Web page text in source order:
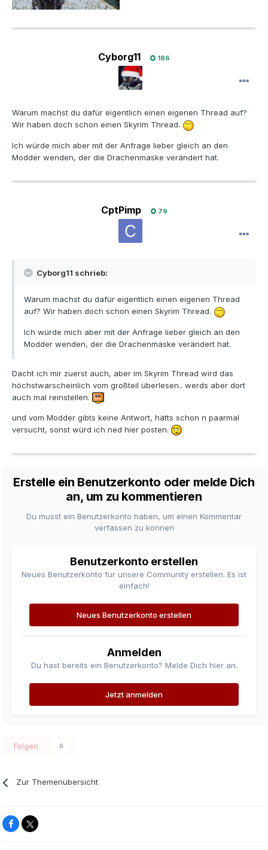
Cyborg11 186
Warum machst du dafür eigentlich einen eigenen Thread auf?
Wir haben doch schon einen Skyrim Thread.
Ich würde mich aber mit der Anfrage lieber gleich an den
Modder wenden, der die Drachenmaske verändert hat.
CptPimp 79
Cyborg11 schrieb:
Warum machst du dafür eigentlich einen eigenen Thread
auf? Wir haben doch schon einen Skyrim Thread.
Ich würde mich aber mit der Anfrage lieber gleich an den
Modder wenden, der die Drachenmaske verändert hat.
Dacht ich mir zuerst auch, aber im Skyrim Thread wird das
höchstwarscheinlich vom großteil überlesen.. werds aber dort
auch mal reinstellen.
und vom Modder gibts keine Antwort, hätts schon n paarmal
versucht, sonst würd ich ned hier posten.
Erstelle ein Benutzerkonto oder melde Dich
an, um zu kommentieren
Du musst ein Benutzerkonto haben, um einen Kommentar
verfassen zu können
Benutzerkonto erstellen
Neues Benutzerkonto für unsere Community erstellen. Es ist
einfach!
Neues Benutzerkonto erstellen
Anmelden
Du hast bereits ein Benutzerkonto? Melde Dich hier an.
Jetzt anmelden
Folgen 0
Zur Themenübersicht